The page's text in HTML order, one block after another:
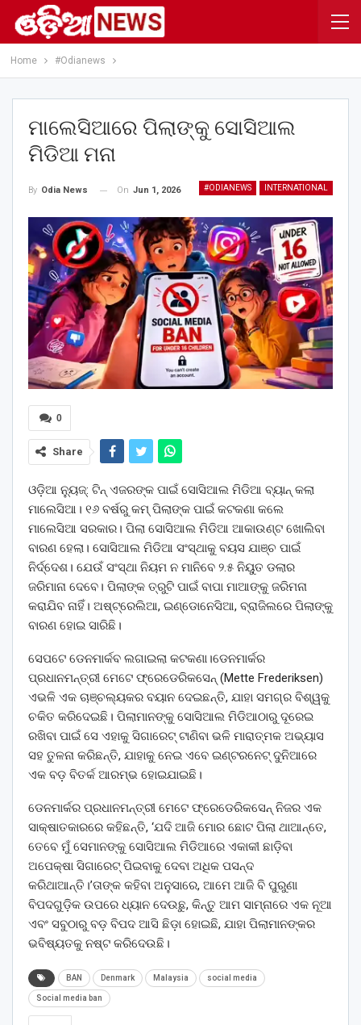
Home #Odianews
ମାଲେସିଆରେ ପିଲାଙ୍କୁ ସୋସିଆଲ
ମିଡିଆ ମନା
#ODIANEWS INTERNATIONAL
By Odia News On Jun 1, 2026
0
Share
ଓଡ଼ିଆ ନ୍ୟୁଜ୍: ଟିନ୍‌ ଏଜରଙ୍କ ପାଇଁ ସୋସିଆଲ ମିଡିଆ ବ୍ୟାନ୍‌ କଲା
ମାଲେସିଆ। ୧୬ ବର୍ଷରୁ କମ୍‌ ପିଲାଙ୍କ ପାଇଁ କଟକଣା କଲେ
ମାଲେସିଆ ସରକାର। ପିଲା ସୋସିଆଲ ମିଡିଆ ଆକାଉଣ୍ଟ ଖୋଲିବା
ବାରଣ ହେଲା। ସୋସିଆଲ ମିଡିଆ ସଂସ୍ଥାକୁ ବୟସ ଯାଞ୍ଚ ପାଇଁ
ନିର୍ଦ୍ଦେଶ। ଯେଉଁ ସଂସ୍ଥା ନିୟମ ନ ମାନିବେ ୨.୫ ନିୟୁତ ଡଲାର
ଜରିମାନା ଦେବେ। ପିଲାଙ୍କ ତ୍ରୁଟି ପାଇଁ ବାପା ମାଆଙ୍କୁ ଜରିମନା
କରାଯିବ ନାହିଁ। ଅଷ୍ଟ୍ରେଲିଆ, ଇଣ୍ଡୋନେସିଆ, ବ୍ରାଜିଲରେ ପିଲାଙ୍କୁ
ବାରଣ ହୋଇ ସାରିଛି।
ସେପଟେ ଡେନମାର୍କବ ଲଗାଇଲା କଟକଣା।ଡେନମାର୍କର
ପ୍ରଧାନମନ୍ତ୍ରୀ ମେଟେ ଫ୍ରେଡେରିକସେନ୍ (Mette Frederiksen)
ଏଭଳି ଏକ ଚାଞ୍ଚଲ୍ୟକର ବୟାନ ଦେଇଛନ୍ତି, ଯାହା ସମଗ୍ର ବିଶ୍ୱକୁ
ଚକିତ କରିଦେଇଛି। ପିଲାମାନଙ୍କୁ ସୋସିଆଲ ମିଡିଆଠାରୁ ଦୂରେଇ
ରଖିବା ପାଇଁ ସେ ଏହାକୁ ସିଗାରେଟ୍ ଟାଣିବା ଭଳି ମାରାତ୍ମକ ଅଭ୍ୟାସ
ସହ ତୁଳନା କରିଛନ୍ତି, ଯାହାକୁ ନେଇ ଏବେ ଇଣ୍ଟରନେଟ୍ ଦୁନିଆରେ
ଏକ ବଡ଼ ବିତର୍କ ଆରମ୍ଭ ହୋଇଯାଇଛି।
ଡେନମାର୍କର ପ୍ରଧାନମନ୍ତ୍ରୀ ମେଟେ ଫ୍ରେଡେରିକସେନ୍ ନିଜର ଏକ
ସାକ୍ଷାତକାରରେ କହିଛନ୍ତି, ‘ଯଦି ଆଜି ମୋର ଛୋଟ ପିଲା ଥାଆନ୍ତେ,
ତେବେ ମୁଁ ସେମାନଙ୍କୁ ସୋସିଆଲ ମିଡିଆରେ ଏକାକୀ ଛାଡ଼ିବା
ଅପେକ୍ଷା ସିଗାରେଟ୍ ପିଇବାକୁ ଦେବା ଅଧିକ ପସନ୍ଦ
କରିଥାଆନ୍ତି।’ତାଙ୍କ କହିବା ଅନୁସାରେ, ଆମେ ଆଜି ବି ପୁରୁଣା
ବିପଦଗୁଡ଼ିକ ଉପରେ ଧ୍ୟାନ ଦେଉଛୁ, କିନ୍ତୁ ଆମ ସାମ୍ନାରେ ଏକ ନୂଆ
ଏବଂ ସବୁଠାରୁ ବଡ଼ ବିପଦ ଆସି ଛିଡ଼ା ହୋଇଛି, ଯାହା ପିଲାମାନଙ୍କର
ଭବିଷ୍ୟତକୁ ନଷ୍ଟ କରିଦେଉଛି।
BAN Denmark Malaysia social media
Social media ban